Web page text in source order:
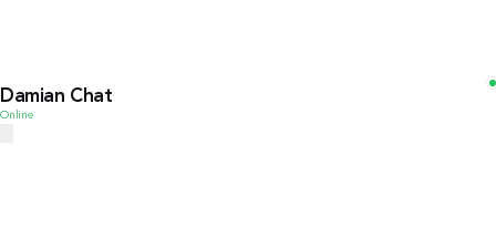
Damian Chat
Online